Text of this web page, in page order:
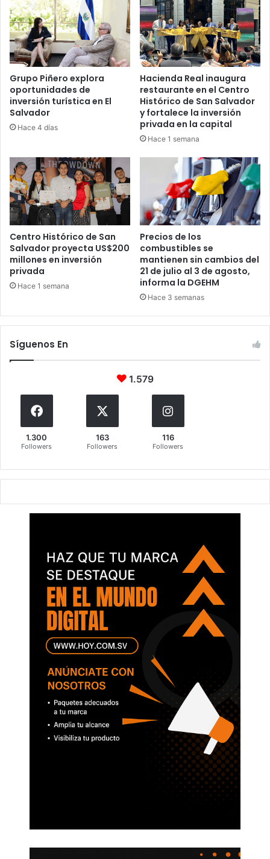
Grupo Piñero explora
oportunidades de
inversión turística en El
Salvador
Hace 4 días
Hacienda Real inaugura
restaurante en el Centro
Histórico de San Salvador
y fortalece la inversión
privada en la capital
Hace 1 semana
Centro Histórico de San
Salvador proyecta US$200
millones en inversión
privada
Hace 1 semana
Precios de los
combustibles se
mantienen sin cambios del
21 de julio al 3 de agosto,
informa la DGEHM
Hace 3 semanas
Síguenos En
1.579
1.300
Followers
163
Followers
116
Followers